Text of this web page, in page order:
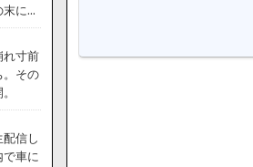
に...
れ寸前
。その
配信し
で車に